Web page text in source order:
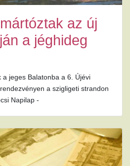
az új
a jéghideg
a jeges Balatonba a 6. Újévi
a szigligeti strandon
Napilap -